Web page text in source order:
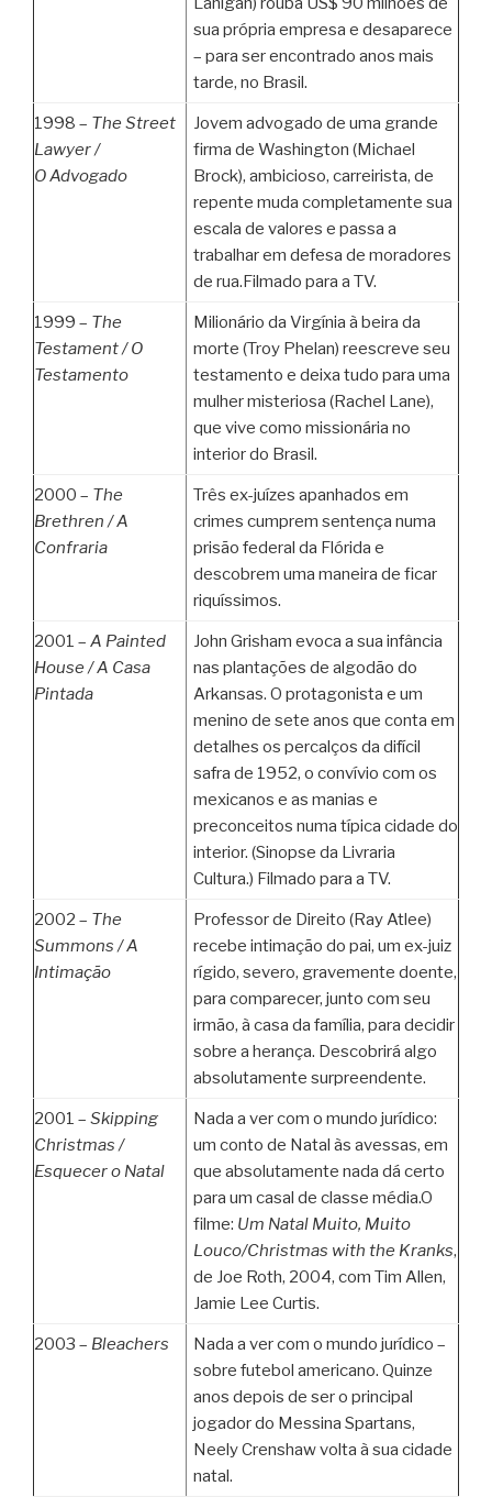
sua própria empresa e desaparece
– para ser encontrado anos mais
tarde, no Brasil.
1998 – The Street
Lawyer /
O Advogado
Jovem advogado de uma grande
firma de Washington (Michael
Brock), ambicioso, carreirista, de
repente muda completamente sua
escala de valores e passa a
trabalhar em defesa de moradores
de rua.Filmado para a TV.
1999 – The
Testament /O
Testamento
Milionário da Virgínia à beira da
morte (Troy Phelan) reescreve seu
testamento e deixa tudo para uma
mulher misteriosa (Rachel Lane),
que vive como missionária no
interior do Brasil.
2000 – The
Brethren /A
Confraria
Três ex-juízes apanhados em
crimes cumprem sentença numa
prisão federal da Flórida e
descobrem uma maneira de ficar
riquíssimos.
2001 – A Painted
House /A Casa
Pintada
John Grisham evoca a sua infância
nas plantações de algodão do
Arkansas. O protagonista e um
menino de sete anos que conta em
detalhes os percalços da difícil
safra de 1952, o convívio com os
mexicanos e as manias e
preconceitos numa típica cidade do
interior. (Sinopse da Livraria
Cultura.) Filmado para a TV.
2002 – The
Summons /A
Intimação
Professor de Direito (Ray Atlee)
recebe intimação do pai, um ex-juiz
rígido, severo, gravemente doente,
para comparecer, junto com seu
irmão, à casa da família, para decidir
sobre a herança. Descobrirá algo
absolutamente surpreendente.
2001 – Skipping
Christmas /
Esquecer o Natal
Nada a ver com o mundo jurídico:
um conto de Natal às avessas, em
que absolutamente nada dá certo
para um casal de classe média.O
filme: Um Natal Muito, Muito
Louco/Christmas with the Kranks,
de Joe Roth, 2004, com Tim Allen,
Jamie Lee Curtis.
2003 – Bleachers
Nada a ver com o mundo jurídico –
sobre futebol americano. Quinze
anos depois de ser o principal
jogador do Messina Spartans,
Neely Crenshaw volta à sua cidade
natal.